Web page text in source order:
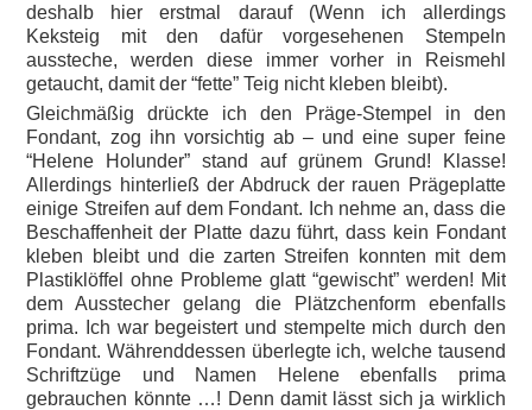
deshalb hier erstmal darauf (Wenn ich allerdings
Keksteig mit den dafür vorgesehenen Stempeln
aussteche, werden diese immer vorher in Reismehl
getaucht, damit der “fette” Teig nicht kleben bleibt).
Gleichmäßig drückte ich den Präge-Stempel in den
Fondant, zog ihn vorsichtig ab – und eine super feine
“Helene Holunder” stand auf grünem Grund! Klasse!
Allerdings hinterließ der Abdruck der rauen Prägeplatte
einige Streifen auf dem Fondant. Ich nehme an, dass die
Beschaffenheit der Platte dazu führt, dass kein Fondant
kleben bleibt und die zarten Streifen konnten mit dem
Plastiklöffel ohne Probleme glatt “gewischt” werden! Mit
dem Ausstecher gelang die Plätzchenform ebenfalls
prima. Ich war begeistert und stempelte mich durch den
Fondant. Währenddessen überlegte ich, welche tausend
Schriftzüge und Namen Helene ebenfalls prima
gebrauchen könnte …! Denn damit lässt sich ja wirklich